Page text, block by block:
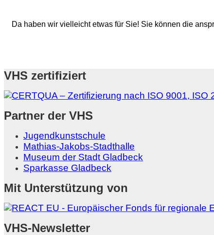
Da haben wir vielleicht etwas für Sie! Sie können die
VHS zertifiziert
Partner der VHS
Jugendkunstschule
Mathias-Jakobs-Stadthalle
Museum der Stadt Gladbeck
Sparkasse Gladbeck
Mit Unterstützung von
VHS-Newsletter